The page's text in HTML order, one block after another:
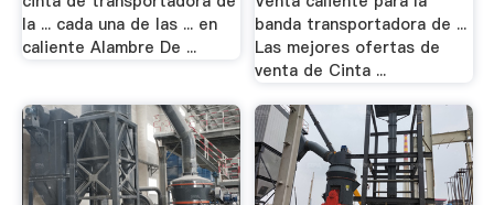
la ... cada una de las ... en
caliente Alambre De ...
banda transportadora de ...
Las mejores ofertas de
venta de Cinta ...